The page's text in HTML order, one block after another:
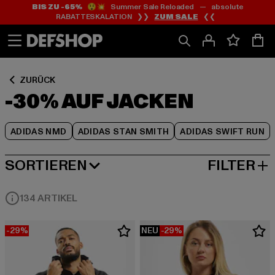
Zum
Inhalt
springen
Zum
Fußzeile
springen
BIS ZU -65%😲💥 Summer Sale Reloaded — absolute
RABATTESKALATION ❯❯ ZUM SALE ❮❮
ZURÜCK
-30% AUF JACKEN
ADIDAS NMD ADIDAS STAN SMITH ADIDAS SWIFT RUN
Zum
Produktraster
springen
SORTIEREN
BELIEBTESTE FILTER
134 ARTIKEL
-29% NEU -29%